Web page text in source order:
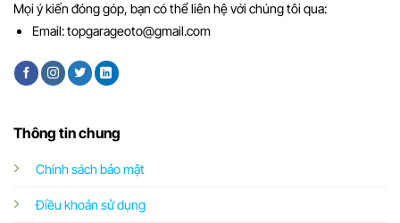
Thông tin chung
Chính sách bảo mật
Điều khoản sử dụng
Mọi ý kiến đóng góp, bạn có thể liên hệ với chúng tôi qua:
Email:topgarageoto@gmail.com